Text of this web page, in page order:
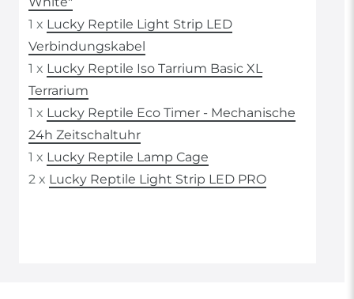
1 x Lucky Reptile Light Strip LED
Verbindungskabel
1 x Lucky Reptile Iso Tarrium Basic XL
Terrarium
1 x Lucky Reptile Eco Timer - Mechanische
24h Zeitschaltuhr
1 x Lucky Reptile Lamp Cage
2 x Lucky Reptile Light Strip LED PRO